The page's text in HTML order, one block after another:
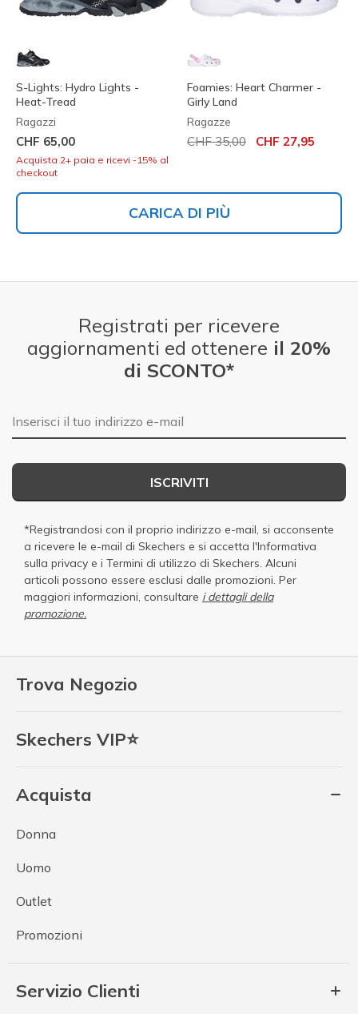
S-Lights: Hydro Lights -
Heat-Tread
Ragazzi
CHF 65,00
Acquista 2+ paia e ricevi -15% al
checkout
Foamies: Heart Charmer -
Girly Land
Ragazze
Prezzo ridotto da
CHF 35,00 per
CHF 27,95
CARICA DI PIÙ
Trova Negozio
Skechers VIP⭐
Acquista
Donna
Uomo
Outlet
Promozioni
Servizio Clienti
Registrati per ricevere
aggiornamenti ed ottenere il 20%
di SCONTO*
E-mail
ISCRIVITI
*Registrandosi con il proprio indirizzo e-mail, si acconsente
a ricevere le e-mail di Skechers e si accetta l'Informativa
sulla privacy e i Termini di utilizzo di Skechers. Alcuni
articoli possono essere esclusi dalle promozioni. Per
maggiori informazioni, consultare i dettagli della
promozione.